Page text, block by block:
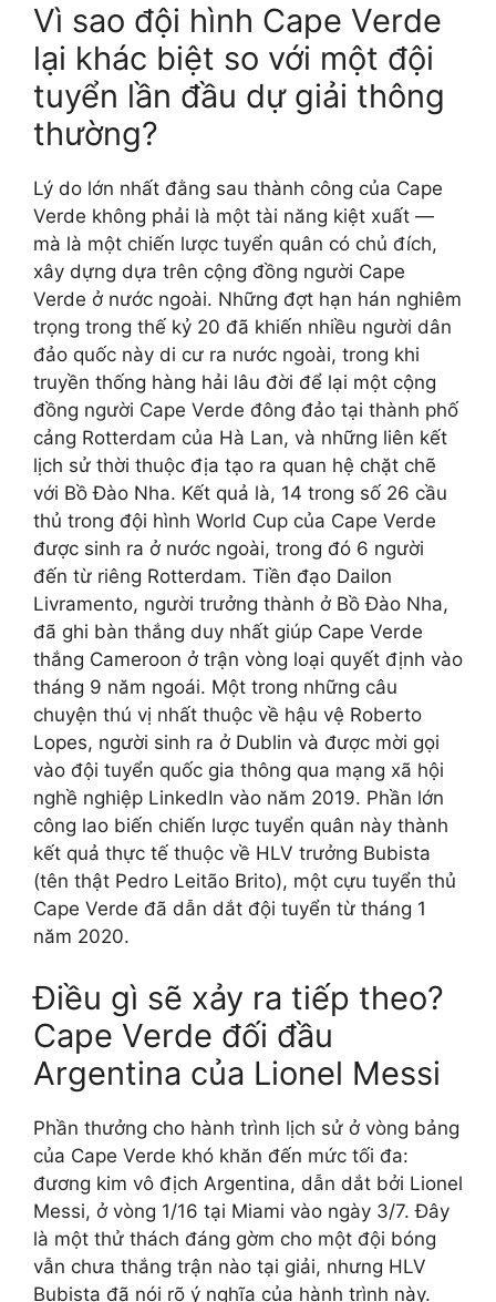
Vì sao đội hình Cape Verde
lại khác biệt so với một đội
tuyển lần đầu dự giải thông
thường?
Lý do lớn nhất đằng sau thành công của Cape
Verde không phải là một tài năng kiệt xuất —
mà là một chiến lược tuyển quân có chủ đích,
xây dựng dựa trên cộng đồng người Cape
Verde ở nước ngoài. Những đợt hạn hán nghiêm
trọng trong thế kỷ 20 đã khiến nhiều người dân
đảo quốc này di cư ra nước ngoài, trong khi
truyền thống hàng hải lâu đời để lại một cộng
đồng người Cape Verde đông đảo tại thành phố
cảng Rotterdam của Hà Lan, và những liên kết
lịch sử thời thuộc địa tạo ra quan hệ chặt chẽ
với Bồ Đào Nha. Kết quả là, 14 trong số 26 cầu
thủ trong đội hình World Cup của Cape Verde
được sinh ra ở nước ngoài, trong đó 6 người
đến từ riêng Rotterdam. Tiền đạo Dailon
Livramento, người trưởng thành ở Bồ Đào Nha,
đã ghi bàn thắng duy nhất giúp Cape Verde
thắng Cameroon ở trận vòng loại quyết định vào
tháng 9 năm ngoái. Một trong những câu
chuyện thú vị nhất thuộc về hậu vệ Roberto
Lopes, người sinh ra ở Dublin và được mời gọi
vào đội tuyển quốc gia thông qua mạng xã hội
nghề nghiệp LinkedIn vào năm 2019. Phần lớn
công lao biến chiến lược tuyển quân này thành
kết quả thực tế thuộc về HLV trưởng Bubista
(tên thật Pedro Leitão Brito), một cựu tuyển thủ
Cape Verde đã dẫn dắt đội tuyển từ tháng 1
năm 2020.
Điều gì sẽ xảy ra tiếp theo?
Cape Verde đối đầu
Argentina của Lionel Messi
Phần thưởng cho hành trình lịch sử ở vòng bảng
của Cape Verde khó khăn đến mức tối đa:
đương kim vô địch Argentina, dẫn dắt bởi Lionel
Messi, ở vòng 1/16 tại Miami vào ngày 3/7. Đây
là một thử thách đáng gờm cho một đội bóng
vẫn chưa thắng trận nào tại giải, nhưng HLV
Bubista đã nói rõ ý nghĩa của hành trình này.